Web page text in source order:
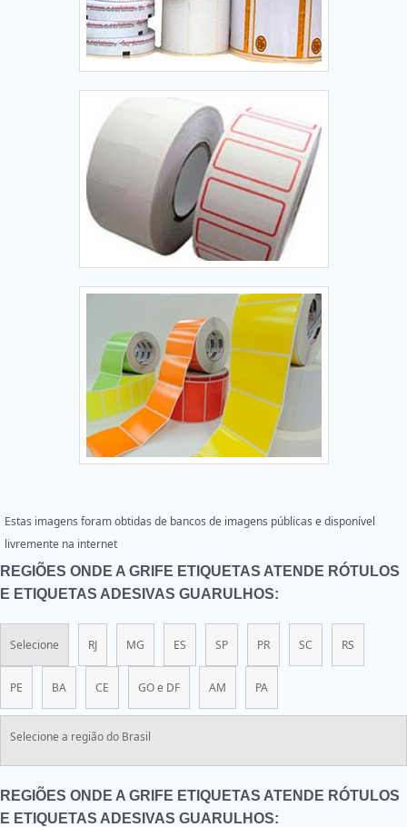
Estas imagens foram obtidas de bancos de imagens públicas e disponível
livremente na internet
REGIÕES ONDE A GRIFE ETIQUETAS ATENDE RÓTULOS
E ETIQUETAS ADESIVAS GUARULHOS:
Selecione RJ MG ES SP PR SC RS
PE BA CE GO e DF AM PA
Selecione a região do Brasil
REGIÕES ONDE A GRIFE ETIQUETAS ATENDE RÓTULOS
E ETIQUETAS ADESIVAS GUARULHOS: